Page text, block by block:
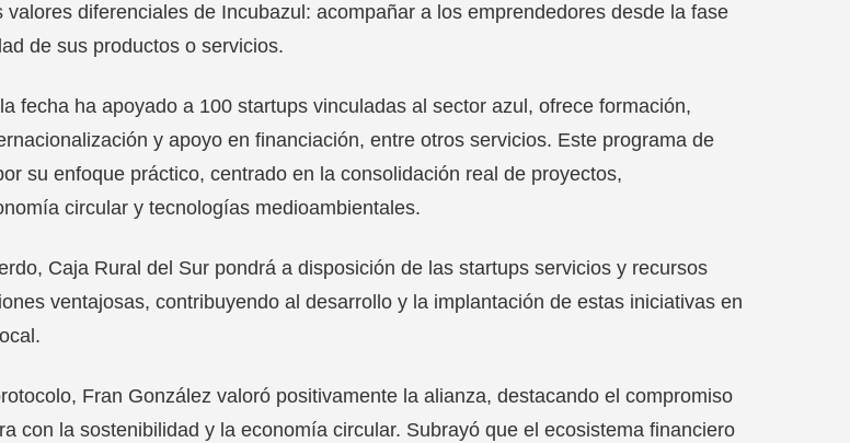
valores diferenciales de Incubazul: acompañar a los emprendedores desde la fase
de sus productos o servicios.
fecha ha apoyado a 100 startups vinculadas al sector azul, ofrece formación,
y apoyo en financiación, entre otros servicios. Este programa de
su enfoque práctico, centrado en la consolidación real de proyectos,
circular y tecnologías medioambientales.
Caja Rural del Sur pondrá a disposición de las startups servicios y recursos
ventajosas, contribuyendo al desarrollo y la implantación de estas iniciativas en
Fran González valoró positivamente la alianza, destacando el compromiso
con la sostenibilidad y la economía circular. Subrayó que el ecosistema financiero